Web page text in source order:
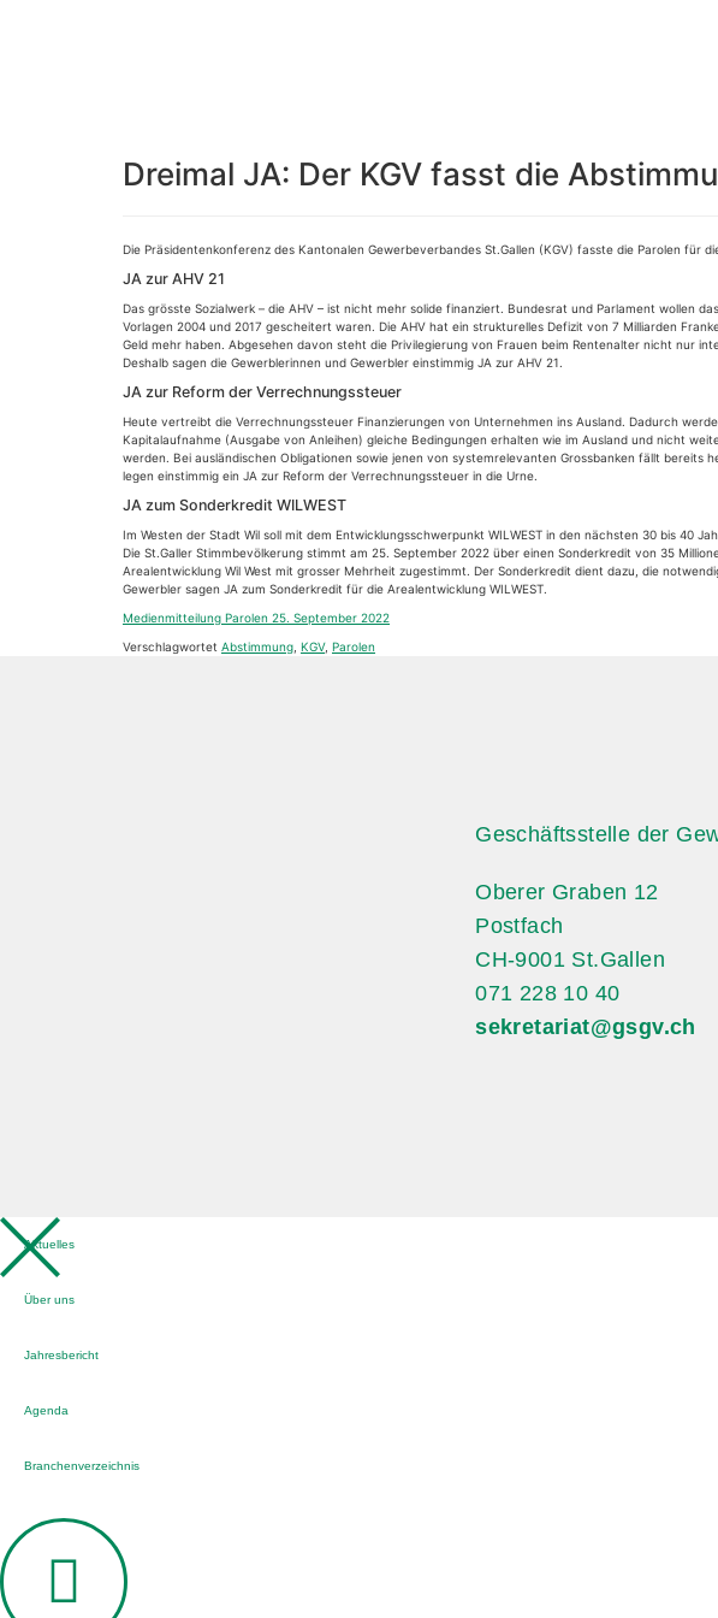
Dreimal JA: Der KGV fasst die
Die Präsidentenkonferenz des Kantonalen Gewerbeverbandes St.Gallen (KGV) fasste die Parolen für
JA zur AHV 21
Das grösste Sozialwerk – die AHV – ist nicht mehr solide finanziert. Bundesrat und Parlament wollen
Vorlagen 2004 und 2017 gescheitert waren. Die AHV hat ein strukturelles Defizit von 7 Milliarden
Geld mehr haben. Abgesehen davon steht die Privilegierung von Frauen beim Rentenalter nicht nur
Deshalb sagen die Gewerblerinnen und Gewerbler einstimmig JA zur AHV 21.
JA zur Reform der Verrechnungssteuer
Heute vertreibt die Verrechnungssteuer Finanzierungen von Unternehmen ins Ausland. Dadurch
Kapitalaufnahme (Ausgabe von Anleihen) gleiche Bedingungen erhalten wie im Ausland und nicht
werden. Bei ausländischen Obligationen sowie jenen von systemrelevanten Grossbanken fällt bereits
legen einstimmig ein JA zur Reform der Verrechnungssteuer in die Urne.
JA zum Sonderkredit WILWEST
Im Westen der Stadt Wil soll mit dem Entwicklungsschwerpunkt WILWEST in den nächsten 30 bis
Die St.Galler Stimmbevölkerung stimmt am 25. September 2022 über einen Sonderkredit von 35
Arealentwicklung Wil West mit grosser Mehrheit zugestimmt. Der Sonderkredit dient dazu, die
Gewerbler sagen JA zum Sonderkredit für die Arealentwicklung WILWEST.
Medienmitteilung Parolen 25. September 2022
Verschlagwortet Abstimmung KGV, Parolen
Geschäftsstelle der
Oberer Graben 12
Postfach
CH-9001 St.Gallen
071 228 10 40
sekretariat@gsgv.ch
Aktuelles
Über uns
Jahresbericht
Agenda
Branchenverzeichnis